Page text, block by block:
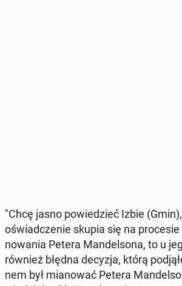
"Chcę jasno po­wie­dzieć Izbie
oświad­cze­nie skupia się na
no­wa­nia Petera Man­del­so­na, to u
również błędna decyzja, którą
nem był mia­no­wać Petera